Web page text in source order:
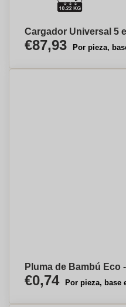
Cargador Universal 5
€87,93 Por pieza,
Pluma de Bambú Eco
€0,74 Por pieza, base